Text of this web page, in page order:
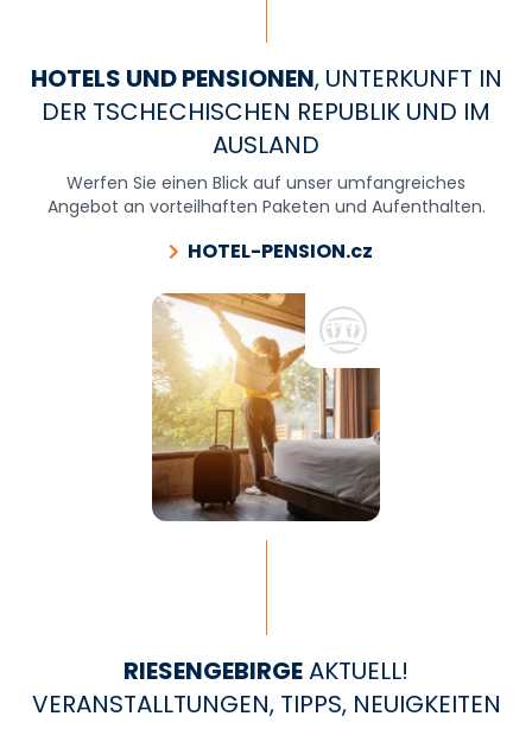
HOTELS UND PENSIONEN, UNTERKUNFT IN
DER TSCHECHISCHEN REPUBLIK UND IM
AUSLAND
Werfen Sie einen Blick auf unser umfangreiches
Angebot an vorteilhaften Paketen und Aufenthalten.
HOTEL-PENSION.cz
RIESENGEBIRGEAKTUELL!
VERANSTALLTUNGEN, TIPPS, NEUIGKEITEN